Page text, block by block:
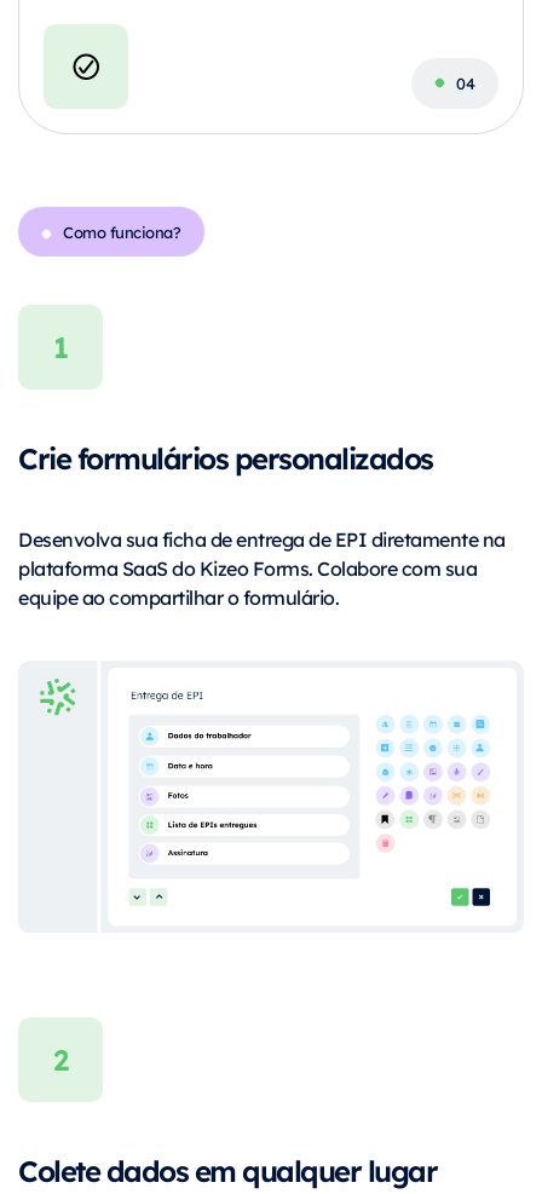
Como funciona?
Crie formulários personalizados
Desenvolva sua ficha de entrega de EPI diretamente na
plataforma SaaS do Kizeo Forms. Colabore com sua
equipe ao compartilhar o formulário.
Colete dados em qualquer lugar